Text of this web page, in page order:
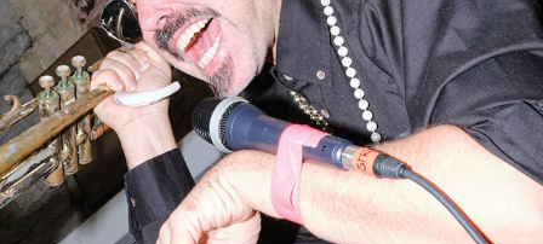
PORTRAIT DE L’ODHO - VIE DES ARTS #277
2025